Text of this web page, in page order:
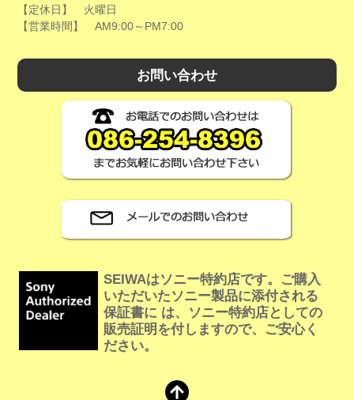
【定休日】 火曜日
【営業時間】 AM9:00～PM7:00
お問い合わせ
SEIWAはソニー特約店です。ご購入
いただいたソニー製品に添付される
保証書に は、ソニー特約店としての
販売証明を付しますので、ご安心く
ださい。